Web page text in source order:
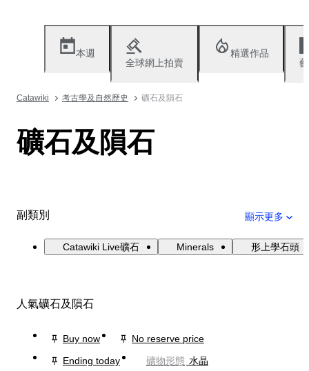
本週
全球網上拍賣
精選作品
Catawiki 考古學及自然歷史 礦石及隕石
礦石及隕石
副類別 顯示更多
Catawiki Live礦石 Minerals 形上學石頭
人氣礦石及隕石
Buy now
No reserve price
Ending today
礦物形態 水晶